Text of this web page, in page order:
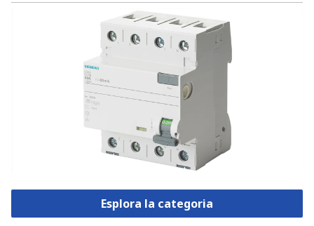
Esplora la categoria